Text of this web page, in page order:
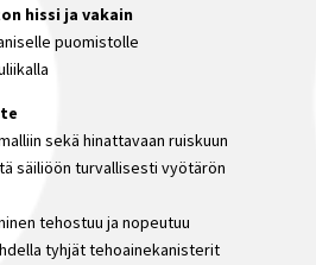
hissi ja vakain
puomistolle
sekä hinattavaan ruiskuun
säiliöön turvallisesti vyötärön
tehostuu ja nopeutuu
tyhjät tehoainekanisterit